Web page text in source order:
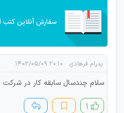
سفارش آنلاین کتب
پدرام فرهادی ۲۰:۱۰ ۱۴۰۲/۰۵/۰۹
سلام چندسال سابقه کار در شرکت
۱